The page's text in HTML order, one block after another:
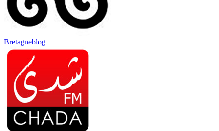
Bretagneblog